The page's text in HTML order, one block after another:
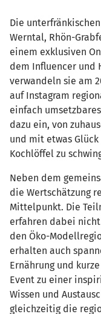
Die
Werntal, Rhön-
einem exklusiven
dem Influencer und
verwandeln sie am
auf Instagram
einfach
dazu ein, von
und mit etwas
Kochlöffel zu
Neben dem
die Wertschätzung
Mittelpunkt. Die
erfahren dabei
den Öko-
erhalten auch
Ernährung und
Event zu einer
Wissen und
gleichzeitig die